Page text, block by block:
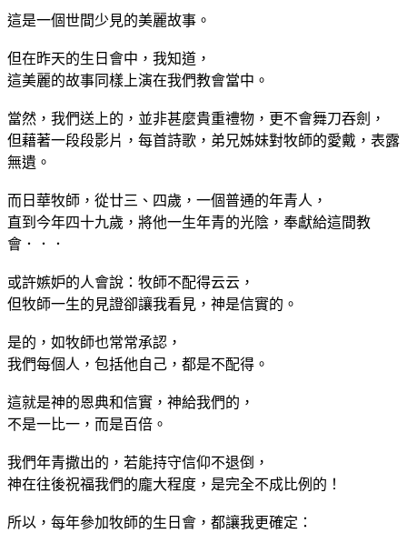
這是一個世間少見的美麗故事。
但在昨天的生日會中，我知道，
這美麗的故事同樣上演在我們教會當中。
當然，我們送上的，並非甚麼貴重禮物，更不會舞刀吞劍，
但藉著一段段影片，每首詩歌，弟兄姊妹對牧師的愛戴，表露
無遺。
而日華牧師，從廿三、四歲，一個普通的年青人，
直到今年四十九歲，將他一生年青的光陰，奉獻給這間教
會．．．
或許嫉妒的人會說：牧師不配得云云，
但牧師一生的見證卻讓我看見，神是信實的。
是的，如牧師也常常承認，
我們每個人，包括他自己，都是不配得。
這就是神的恩典和信實，神給我們的，
不是一比一，而是百倍。
我們年青撒出的，若能持守信仰不退倒，
神在往後祝福我們的龐大程度，是完全不成比例的！
所以，每年參加牧師的生日會，都讓我更確定：